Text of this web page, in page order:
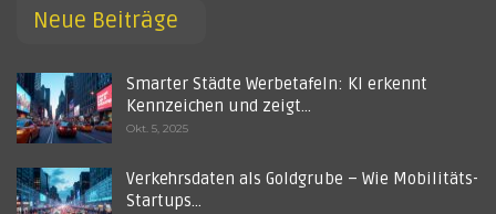
Neue Beiträge
Smarter Städte Werbetafeln: KI erkennt
Kennzeichen und zeigt…
Okt. 5, 2025
Verkehrsdaten als Goldgrube – Wie Mobilitäts-
Startups…